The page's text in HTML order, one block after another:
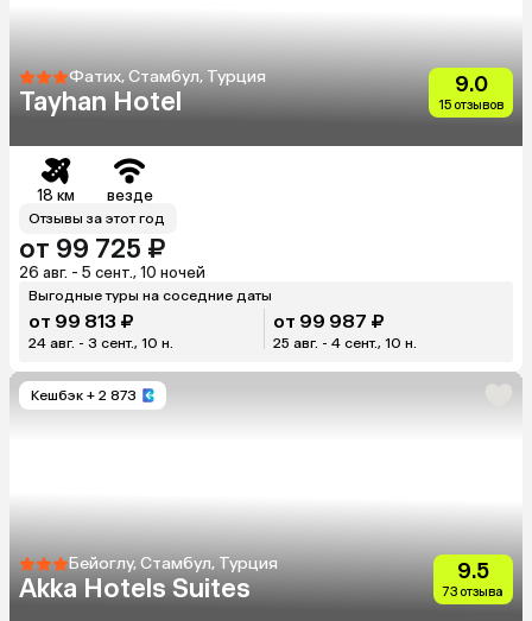
Фатих, Стамбул, Турция
Tayhan Hotel
9.0
15 отзывов
18 км везде
Отзывы за этот год
от 99 725 ₽
26 авг. - 5 сент., 10 ночей
Выгодные туры на соседние даты
от 99 813 ₽
24 авг. - 3 сент., 10 н.
от 99 987 ₽
25 авг. - 4 сент., 10 н.
Кешбэк + 2 873
Бейоглу, Стамбул, Турция
Akka Hotels Suites
9.5
73 отзыва